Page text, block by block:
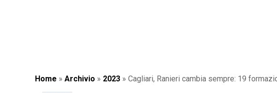
Home » Archivio » 2023 » Cagliari, Ranieri cambia sempre: 19